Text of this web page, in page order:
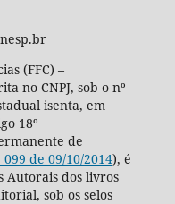
(FFC) –
no CNPJ, sob o nº
isenta, em
18º
de
de 09/10/2014), é
Autorais dos livros
sob os selos